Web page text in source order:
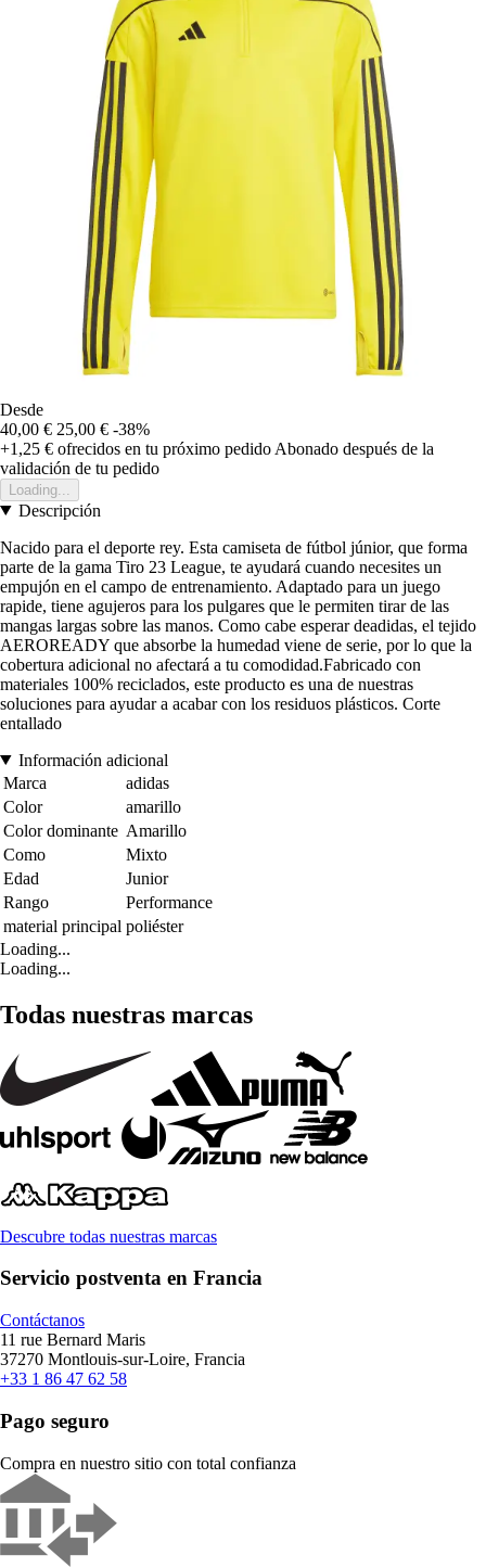
Desde
40,00 € 25,00 € -38%
+1,25 € ofrecidos en tu próximo pedido Abonado después de la
validación de tu pedido
Loading...
Descripción
Nacido para el deporte rey. Esta camiseta de fútbol júnior, que forma
parte de la gama Tiro 23 League, te ayudará cuando necesites un
empujón en el campo de entrenamiento. Adaptado para un juego
rapide, tiene agujeros para los pulgares que le permiten tirar de las
mangas largas sobre las manos. Como cabe esperar deadidas, el tejido
AEROREADY que absorbe la humedad viene de serie, por lo que la
cobertura adicional no afectará a tu comodidad.Fabricado con
materiales 100% reciclados, este producto es una de nuestras
soluciones para ayudar a acabar con los residuos plásticos. Corte
entallado
Información adicional
Marca
adidas
Color
amarillo
Color dominante Amarillo
Como
Mixto
Edad
Junior
Rango
Performance
material principal poliéster
Loading...
Loading...
Todas nuestras marcas
Descubre todas nuestras marcas
Servicio postventa en Francia
Contáctanos
11 rue Bernard Maris
37270 Montlouis-sur-Loire, Francia
+33 1 86 47 62 58
Pago seguro
Compra en nuestro sitio con total confianza